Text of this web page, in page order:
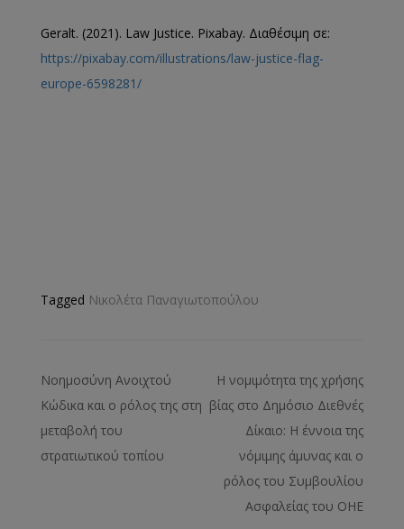
Geralt. (2021). Law Justice. Pixabay. Διαθέσιμη σε:
https://pixabay.com/illustrations/law-justice-flag-
europe-6598281/
Tagged Νικολέτα Παναγιωτοπούλου
Νοημοσύνη Ανοιχτού
Κώδικα και ο ρόλος της στη
μεταβολή του
στρατιωτικού τοπίου
Η νομιμότητα της χρήσης
βίας στο Δημόσιο Διεθνές
Δίκαιο: Η έννοια της
νόμιμης άμυνας και ο
ρόλος του Συμβουλίου
Ασφαλείας του ΟΗΕ